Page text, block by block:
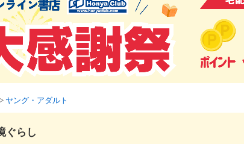
> ヤング・アダルト
ぐらし